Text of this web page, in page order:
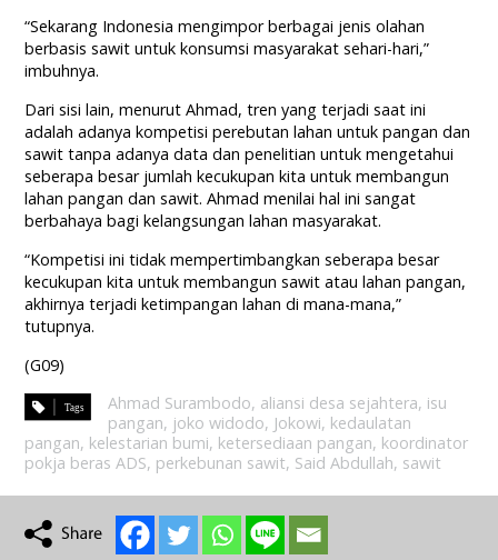
“Sekarang Indonesia mengimpor berbagai jenis olahan
berbasis sawit untuk konsumsi masyarakat sehari-hari,”
imbuhnya.
Dari sisi lain, menurut Ahmad, tren yang terjadi saat ini
adalah adanya kompetisi perebutan lahan untuk pangan dan
sawit tanpa adanya data dan penelitian untuk mengetahui
seberapa besar jumlah kecukupan kita untuk membangun
lahan pangan dan sawit. Ahmad menilai hal ini sangat
berbahaya bagi kelangsungan lahan masyarakat.
“Kompetisi ini tidak mempertimbangkan seberapa besar
kecukupan kita untuk membangun sawit atau lahan pangan,
akhirnya terjadi ketimpangan lahan di mana-mana,”
tutupnya.
(G09)
Ahmad Surambodo, aliansi desa sejahtera, isu
pangan, joko widodo, Jokowi, kedaulatan
pangan, kelestarian bumi, ketersediaan pangan, koordinator
pokja beras ADS, perkebunan sawit, Said Abdullah, sawit